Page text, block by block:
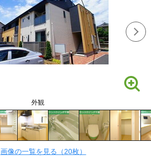
外観
画像の一覧を見る（20枚）